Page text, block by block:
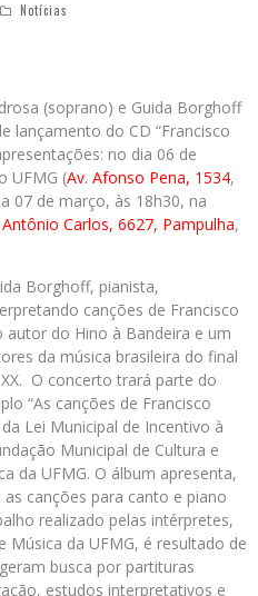
Notícias
(soprano) e Guida Borghoff
lançamento do CD “Francisco
no dia 06 de
UFMG (Av. Afonso Pena, 1534,
07 de março, às 18h30, na
Antônio Carlos, 6627, Pampulha,
Borghoff, pianista,
canções de Francisco
autor do Hino à Bandeira e um
da música brasileira do final
O concerto trará parte do
“As canções de Francisco
Lei Municipal de Incentivo à
Municipal de Cultura e
da UFMG. O álbum apresenta,
canções para canto e piano
realizado pelas intérpretes,
Música da UFMG, é resultado de
busca por partituras
estudos interpretativos e